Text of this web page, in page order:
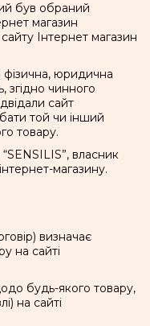
був обраний
магазин
Інтернет магазин
юридична
згідно чинного
сайт
той чи інший
товару.
власник
магазину.
визначає
на сайті
будь-якого товару,
на сайті